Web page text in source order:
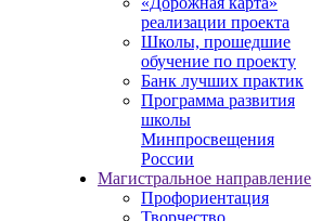
реализации проекта
Школы, прошедшие
обучение по проекту
Банк лучших практик
Программа развития
школы
Минпросвещения
России
Магистральное направление
Профориентация
Творчество